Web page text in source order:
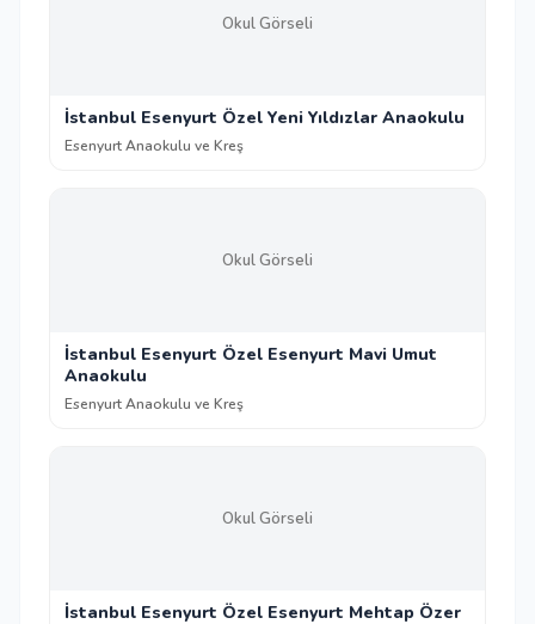
Okul Görseli
İstanbul Esenyurt Özel Yeni Yıldızlar Anaokulu
Esenyurt Anaokulu ve Kreş
Okul Görseli
İstanbul Esenyurt Özel Esenyurt Mavi Umut
Anaokulu
Esenyurt Anaokulu ve Kreş
Okul Görseli
İstanbul Esenyurt Özel Esenyurt Mehtap Özer